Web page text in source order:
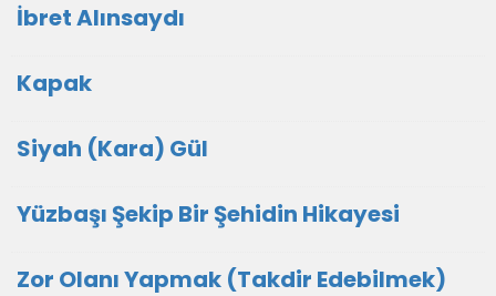
İbret Alınsaydı
Kapak
Siyah (Kara) Gül
Yüzbaşı Şekip Bir Şehidin Hikayesi
Zor Olanı Yapmak (Takdir Edebilmek)